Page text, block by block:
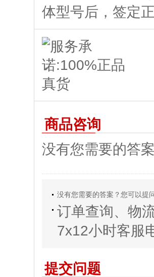
商品咨询
没有您需要的答
没有您需要的答案？您可以提
订单查询、物
7x12小时客服
提交问题